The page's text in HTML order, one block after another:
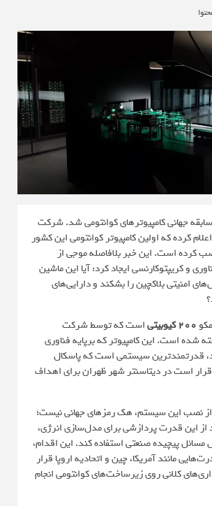
جهانی کامپیوترهای کوانتومی شد. شرکت
کرده که اولین کامپیوتر کوانتومی این کشور
کرده است. این خبر بلافاصله موجی از
و کریپتوکارنسی ایجاد کرد: آیا این ماشین
امنیتی بلاکچین را بشکند و دارایی‌های
۲۰۰ کیوبیتی
است که توسط شرکت
شده است. این کامپیوتر که برپایه فناوری
قدرتمندترین سیستمی است که پاسکال
است در دیتاسنتر شهر ظهران برای اهداف
نصب این سیستم، هک رمزهای جهانی نیست؛
از این قدرت پردازشی برای مدل‌سازی انرژی،
پیچیده صنعتی استفاده کند. این اقدام،
مانند آمریکا، چین و اتحادیه اروپا قرار
کلانی روی زیرساخت‌های کوانتومی انجام